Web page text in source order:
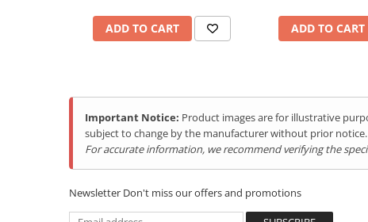
Mobile Phones Unihertz
Tablets Unihertz
Blackview Products
Mobile Phones Blackview
Tablets Blackview
Headphones Blackview
ADD TO CART ADD TO CART
Important Notice: Product images are for illustrative
subject to change by the manufacturer without prior notice.
For accurate information, we recommend verifying the
Newsletter Don't miss our offers and promotions